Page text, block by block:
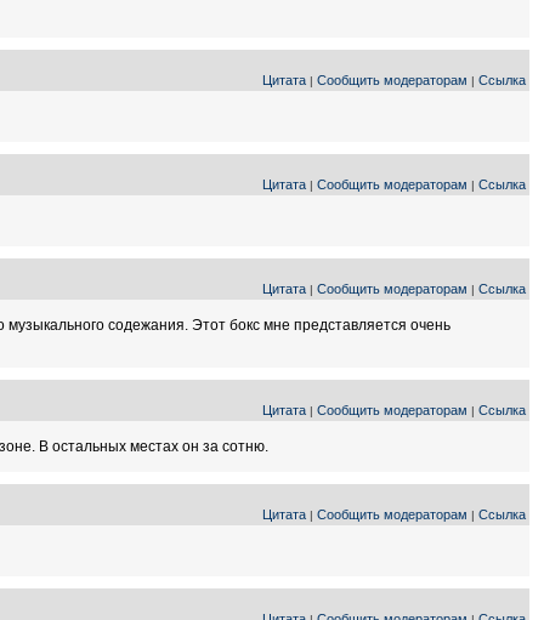
Цитата | Сообщить модераторам | Ссылка
Цитата | Сообщить модераторам | Ссылка
Цитата | Сообщить модераторам | Ссылка
содежания. Этот бокс мне представляется очень
Цитата | Сообщить модераторам | Ссылка
В остальных местах он за сотню.
Цитата | Сообщить модераторам | Ссылка